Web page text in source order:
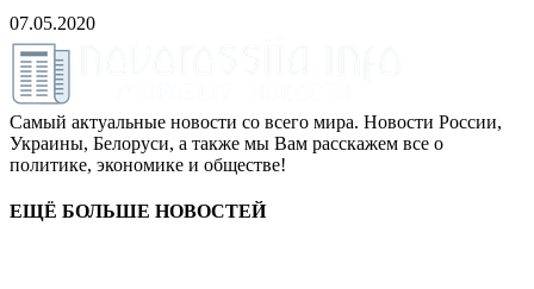
07.05.2020
Самый актуальные новости со всего мира. Новости России,
Украины, Белоруси, а также мы Вам расскажем все о
политике, экономике и обществе!
ЕЩЁ БОЛЬШЕ НОВОСТЕЙ